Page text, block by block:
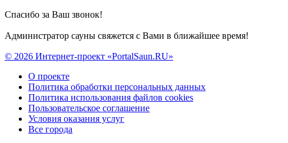
Спасибо за Ваш звонок!
Администратор сауны свяжется с Вами в ближайшее время!
© 2026 Интернет-проект «PortalSaun.RU»
О проекте
Политика обработки персональных данных
Политика использования файлов cookies
Пользовательское соглашение
Условия оказания услуг
Все города